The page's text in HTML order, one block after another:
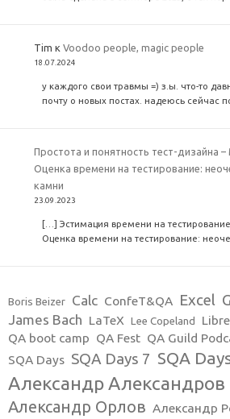
Tim кVoodoo people, magic people
18.07.2024
у каждого свои травмы =) з.ы. что-то
почту о новых постах. надеюсь сейчас
Простота и понятность тест-дизайна
Оценка времени на тестирование:
камни
23.09.2023
[…] Эстимация времени на
Оценка времени на тестирование:
Boris Beizer Calc ConfeT&QA Excel
James Bach LaTeX Lee Copeland
QA boot camp QA Fest QA Guild
SQA Days SQA Days 7 SQA
Александр Александров
Александр Орлов Александр